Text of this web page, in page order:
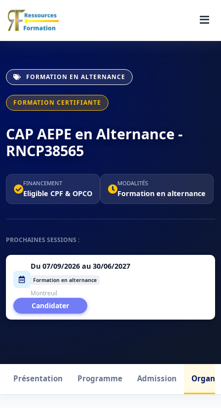
FORMATION EN ALTERNANCE
FORMATION CERTIFIANTE
CAP AEPE en Alternance -
RNCP38565
FINANCEMENT
Eligible CPF & OPCO
MODALITÉS
Formation en alternance
PROCHAINES SESSIONS :
Du 07/09/2026 au 30/06/2027
Formation en alternance
Montreuil
Candidater
Présentation Programme Admission